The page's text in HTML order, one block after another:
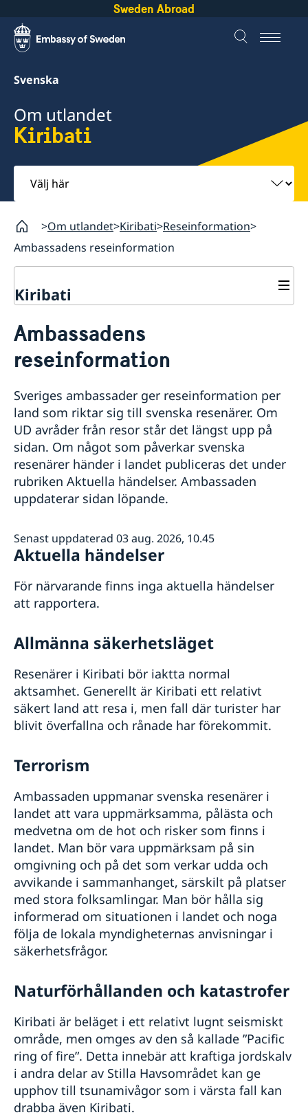
Sweden Abroad
Svenska
Om utlandet
Kiribati
Välj
här
Om utlandet Kiribati Reseinformation
Ambassadens reseinformation
Kiribati
Hjälp till svenskar i Kiribati
Rösta i Kiribati
Pass utomlands
Akut hjälp
Reseinformation
Aktuella händelser
Allmänna säkerhetsläget
Terrorism
Naturförhållanden och katastrofer
In- och utresebestämmelser
Hälso- och sjukvård
Lokala lagar och sedvänjor
Kriminalitet och personlig säkerhet
Försäkringsskydd
Övriga upplysningar
Ambassadens
reseinformation
Sveriges ambassader ger reseinformation per
land som riktar sig till svenska resenärer. Om
UD avråder från resor står det längst upp på
sidan. Om något som påverkar svenska
resenärer händer i landet publiceras det under
rubriken Aktuella händelser. Ambassaden
uppdaterar sidan löpande.
Senast uppdaterad 03 aug. 2026, 10.45
Aktuella händelser
För närvarande finns inga aktuella händelser
att rapportera.
Allmänna säkerhetsläget
Resenärer i Kiribati bör iaktta normal
aktsamhet. Generellt är Kiribati ett relativt
säkert land att resa i, men fall där turister har
blivit överfallna och rånade har förekommit.
Terrorism
Ambassaden uppmanar svenska resenärer i
landet att vara uppmärksamma, pålästa och
medvetna om de hot och risker som finns i
landet. Man bör vara uppmärksam på sin
omgivning och på det som verkar udda och
avvikande i sammanhanget, särskilt på platser
med stora folksamlingar. Man bör hålla sig
informerad om situationen i landet och noga
följa de lokala myndigheternas anvisningar i
säkerhetsfrågor.
Naturförhållanden och katastrofer
Kiribati är beläget i ett relativt lugnt seismiskt
område, men omges av den så kallade ”Pacific
ring of fire”. Detta innebär att kraftiga jordskalv
i andra delar av Stilla Havsområdet kan ge
upphov till tsunamivågor som i värsta fall kan
drabba även Kiribati.